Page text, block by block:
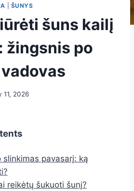
ŠUNYS
šuns kailį
žingsnis po
11, 2026
slinkimas pavasarį: ką
reikėtų šukuoti šunį?